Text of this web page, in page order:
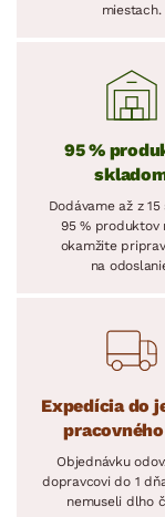
miestach.
95 %
Dodávame až z 15
95 % produktov
okamžite
na
Expedícia do
Objednávku
dopravcovi do 1
nemuseli dlho